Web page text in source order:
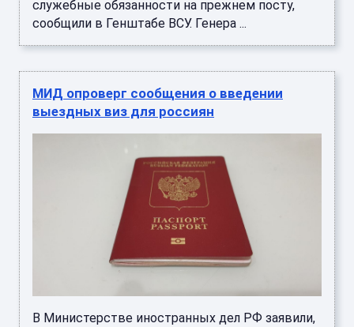
служебные обязанности на прежнем посту,
сообщили в Генштабе ВСУ. Генера ...
МИД опроверг сообщения о введении
выездных виз для россиян
В Министерстве иностранных дел РФ заявили,